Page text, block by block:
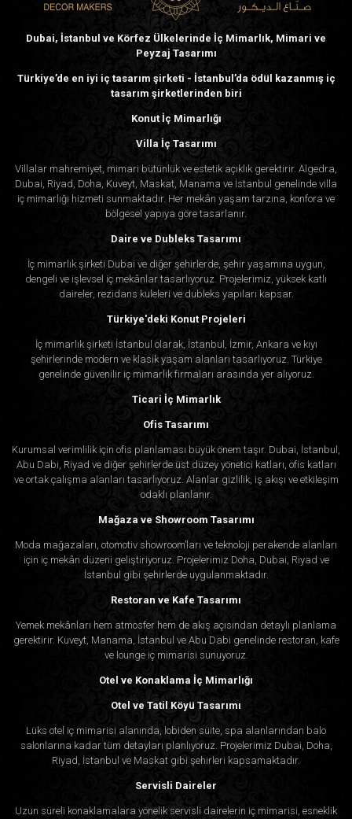
Dubai, İstanbul ve Körfez Ülkelerinde İç Mimarlık, Mimari ve
Peyzaj Tasarımı
Türkiye’de en iyi iç tasarım şirketi - İstanbul’da ödül kazanmış iç
tasarım şirketlerinden biri
Konut İç Mimarlığı
Villa İç Tasarımı
Villalar mahremiyet, mimari bütünlük ve estetik açıklık gerektirir. Algedra,
Dubai, Riyad, Doha, Kuveyt, Maskat, Manama ve İstanbul genelinde villa
iç mimarlığı hizmeti sunmaktadır. Her mekân yaşam tarzına, konfora ve
bölgesel yapıya göre tasarlanır.
Daire ve Dubleks Tasarımı
İç mimarlık şirketi Dubai ve diğer şehirlerde, şehir yaşamına uygun,
dengeli ve işlevsel iç mekânlar tasarlıyoruz. Projelerimiz, yüksek katlı
daireler, rezidans kuleleri ve dubleks yapıları kapsar.
Türkiye'deki Konut Projeleri
İç mimarlık şirketi İstanbul olarak, İstanbul, İzmir, Ankara ve kıyı
şehirlerinde modern ve klasik yaşam alanları tasarlıyoruz. Türkiye
genelinde güvenilir iç mimarlık firmaları arasında yer alıyoruz.
Ticari İç Mimarlık
Ofis Tasarımı
Kurumsal verimlilik için ofis planlaması büyük önem taşır. Dubai, İstanbul,
Abu Dabi, Riyad ve diğer şehirlerde üst düzey yönetici katları, ofis katları
ve ortak çalışma alanları tasarlıyoruz. Alanlar gizlilik, iş akışı ve etkileşim
odaklı planlanır.
Mağaza ve Showroom Tasarımı
Moda mağazaları, otomotiv showroom’ları ve teknoloji perakende alanları
için iç mekân düzeni geliştiriyoruz. Projelerimiz Doha, Dubai, Riyad ve
İstanbul gibi şehirlerde uygulanmaktadır.
Restoran ve Kafe Tasarımı
Yemek mekânları hem atmosfer hem de akış açısından detaylı planlama
gerektirir. Kuveyt, Manama, İstanbul ve Abu Dabi genelinde restoran, kafe
ve lounge iç mimarisi sunuyoruz.
Otel ve Konaklama İç Mimarlığı
Otel ve Tatil Köyü Tasarımı
Lüks otel iç mimarisi alanında, lobiden süite, spa alanlarından balo
salonlarına kadar tüm detayları planlıyoruz. Projelerimiz Dubai, Doha,
Riyad, İstanbul ve Maskat gibi şehirleri kapsamaktadır.
Servisli Daireler
Uzun süreli konaklamalara yönelik servisli dairelerin iç mimarisi, esneklik